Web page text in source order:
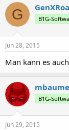
G B1G-
Jun 28, 2015
Man kann es
B1G-
Jun 29, 2015